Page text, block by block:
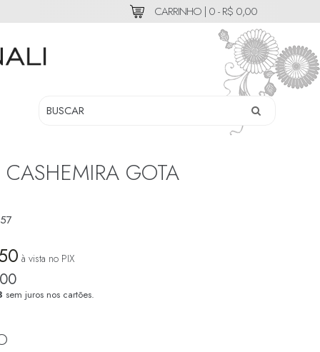
CARRINHO | 0 - R$ 0,00
GOTA
à vista no PIX
sem juros nos cartões.